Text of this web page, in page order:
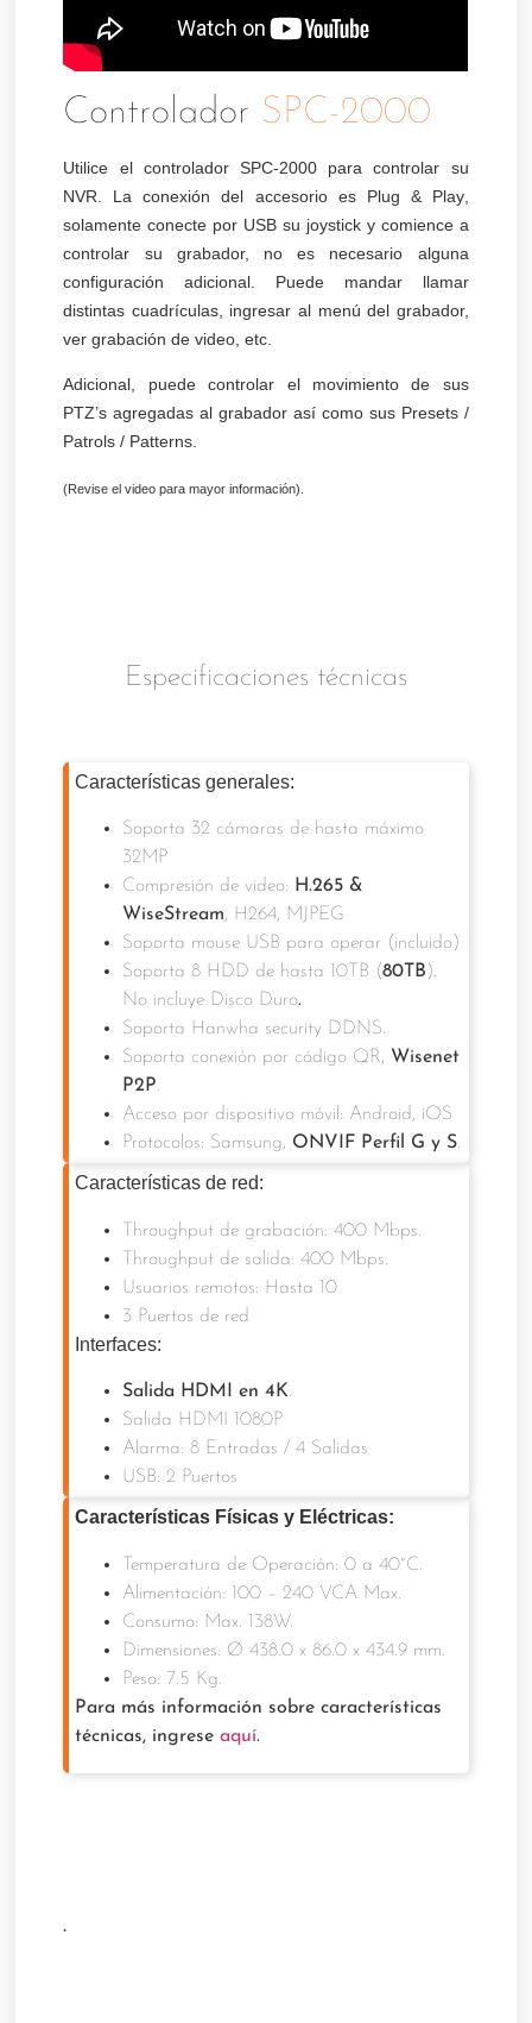
Controlador SPC-2000
Utilice el controlador SPC-2000 para controlar su
NVR. La conexión del accesorio esPlug & Play,
solamente conecte por USB su joystick y comience a
controlar su grabador, no es necesario alguna
configuración adicional. Puede mandar llamar
distintas cuadrículas, ingresar al menú del grabador,
ver grabación de video, etc.
Adicional, puede controlar el movimiento de sus
PTZ’s agregadas al grabador así como sus Presets /
Patrols / Patterns.
(Revise el video para mayor información).
Especificaciones técnicas
Características generales:
Soporta 32 cámaras de hasta máximo
32MP
Compresión de video: H.265 &
WiseStream, H264, MJPEG
Soporta mouse USB para operar (incluido)
Soporta 8 HDD de hasta 10TB (80TB).
No incluye Disco Duro.
Soporta Hanwha security DDNS.
Soporta conexión por código QR, Wisenet
P2P.
Acceso por dispositivo móvil: Android, iOS
Protocolos: Samsung, ONVIF Perfil G y S.
Características de red:
Throughput de grabación: 400 Mbps.
Throughput de salida: 400 Mbps.
Usuarios remotos: Hasta 10
3 Puertos de red
Interfaces:
Salida HDMI en 4K.
Salida HDMI 1080P
Alarma: 8 Entradas / 4 Salidas
USB: 2 Puertos
Características Físicas y Eléctricas:
Temperatura de Operación: 0 a 40°C.
Alimentación: 100 – 240 VCA Max.
Consumo: Max. 138W.
Dimensiones: Ø 438.0 x 86.0 x 434.9 mm.
Peso: 7.5 Kg.
Para más información sobre características
técnicas, ingreseaquí.
.